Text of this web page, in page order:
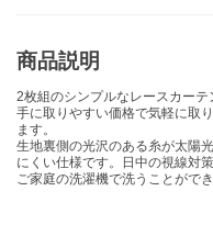
商品説明
2枚組のシンプルなレースカーテ
手に取りやすい価格で気軽に取
ます。
生地裏側の光沢のある糸が太陽
にくい仕様です。日中の視線対
ご家庭の洗濯機で洗うことがで